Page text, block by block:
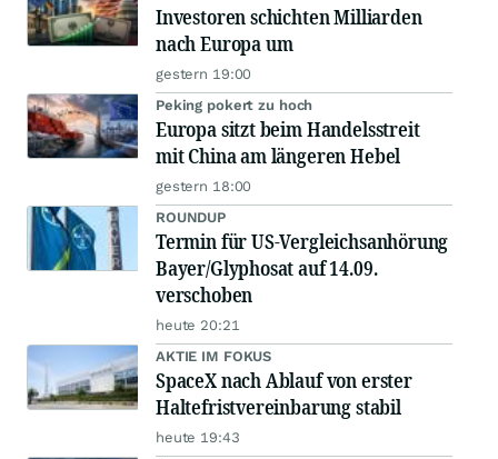
Investoren schichten Milliarden
nach Europa um
gestern 19:00
Peking pokert zu hoch
Europa sitzt beim Handelsstreit
mit China am längeren Hebel
gestern 18:00
ROUNDUP
Termin für US-Vergleichsanhörung
Bayer/Glyphosat auf 14.09.
verschoben
heute 20:21
AKTIE IM FOKUS
SpaceX nach Ablauf von erster
Haltefristvereinbarung stabil
heute 19:43